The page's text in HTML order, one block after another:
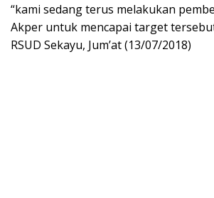
“kami sedang terus melakukan
Akper untuk mencapai target
RSUD Sekayu, Jum’at (13/07/2018)